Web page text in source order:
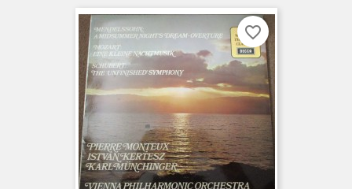
favorite_border